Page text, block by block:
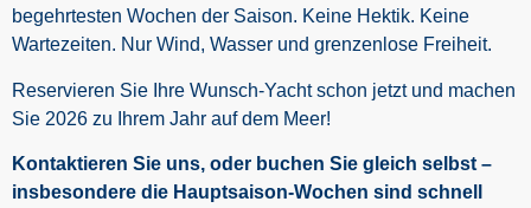
begehrtesten Wochen der Saison. Keine Hektik. Keine
Wartezeiten. Nur Wind, Wasser und grenzenlose Freiheit.
Reservieren Sie Ihre Wunsch-Yacht schon jetzt und machen
Sie 2026 zu Ihrem Jahr auf dem Meer!
Kontaktieren Sie uns, oder buchen Sie gleich selbst –
insbesondere die Hauptsaison-Wochen sind schnell